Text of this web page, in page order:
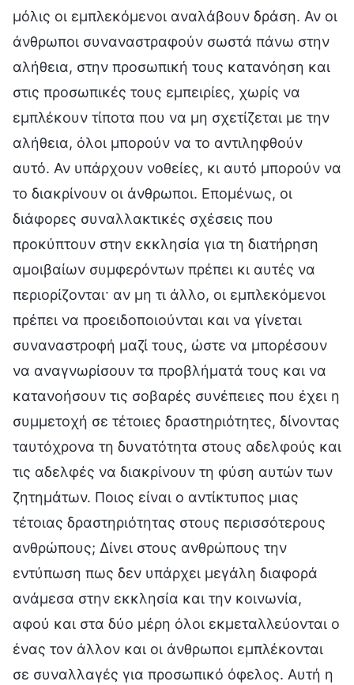
μόλις οι εμπλεκόμενοι αναλάβουν δράση. Αν οι
άνθρωποι συναναστραφούν σωστά πάνω στην
αλήθεια, στην προσωπική τους κατανόηση και
στις προσωπικές τους εμπειρίες, χωρίς να
εμπλέκουν τίποτα που να μη σχετίζεται με την
αλήθεια, όλοι μπορούν να το αντιληφθούν
αυτό. Αν υπάρχουν νοθείες, κι αυτό μπορούν να
το διακρίνουν οι άνθρωποι. Επομένως, οι
διάφορες συναλλακτικές σχέσεις που
προκύπτουν στην εκκλησία για τη διατήρηση
αμοιβαίων συμφερόντων πρέπει κι αυτές να
περιορίζονται· αν μη τι άλλο, οι εμπλεκόμενοι
πρέπει να προειδοποιούνται και να γίνεται
συναναστροφή μαζί τους, ώστε να μπορέσουν
να αναγνωρίσουν τα προβλήματά τους και να
κατανοήσουν τις σοβαρές συνέπειες που έχει η
συμμετοχή σε τέτοιες δραστηριότητες, δίνοντας
ταυτόχρονα τη δυνατότητα στους αδελφούς και
τις αδελφές να διακρίνουν τη φύση αυτών των
ζητημάτων. Ποιος είναι ο αντίκτυπος μιας
τέτοιας δραστηριότητας στους περισσότερους
ανθρώπους; Δίνει στους ανθρώπους την
εντύπωση πως δεν υπάρχει μεγάλη διαφορά
ανάμεσα στην εκκλησία και την κοινωνία,
αφού και στα δύο μέρη όλοι εκμεταλλεύονται ο
ένας τον άλλον και οι άνθρωποι εμπλέκονται
σε συναλλαγές για προσωπικό όφελος. Αυτή η